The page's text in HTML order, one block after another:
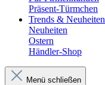
Präsent-Türmchen
Trends & Neuheiten
Neuheiten
Ostern
Händler-Shop
Menü schließen